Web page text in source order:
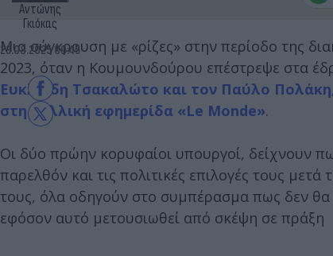
Αντώνης
Γκιόκας
23.08.2025 09:45
Μια σύγκρουση με «ρίζες» στην περίοδο της
2023, όταν η Κουμουνδούρου επέστρεψε στα
Ευκλείδη Τσακαλώτο και τον Παύλο
στη γαλλική εφημερίδα «Le Monde».
Οι δύο πρώην κορυφαίοι υπουργοί, δείχνουν
παρελθόν και τις πολιτικές επιλογές τους
τους, όλα οδηγούν στο συμπέρασμα πως δεν
εφόσον αυτό μετουσιωθεί από σκέψη σε πράξη